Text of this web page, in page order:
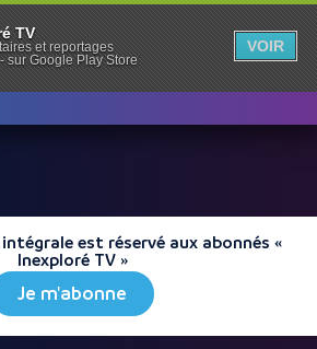
est réservé aux abonnés «
Inexploré TV »
Je m'abonne
TV
et reportages
sur Google Play Store
VOIR